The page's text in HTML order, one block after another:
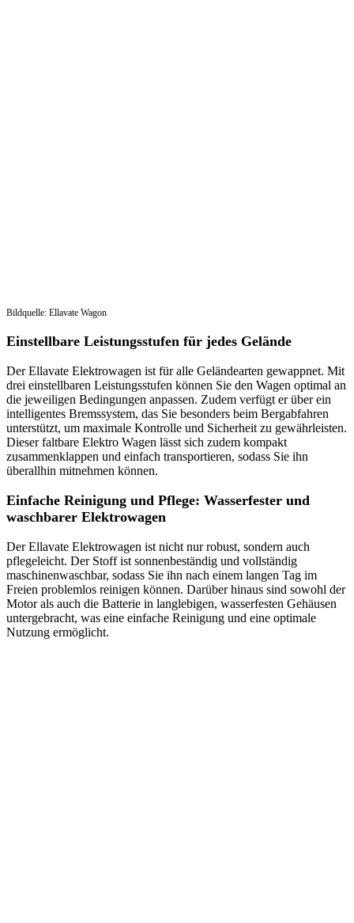
Bildquelle: Ellavate Wagon
Einstellbare Leistungsstufen für jedes Gelände
Der Ellavate Elektrowagen ist für alle Geländearten gewappnet. Mit
drei einstellbaren Leistungsstufen können Sie den Wagen optimal an
die jeweiligen Bedingungen anpassen. Zudem verfügt er über ein
intelligentes Bremssystem, das Sie besonders beim Bergabfahren
unterstützt, um maximale Kontrolle und Sicherheit zu gewährleisten.
Dieser faltbare Elektro Wagen lässt sich zudem kompakt
zusammenklappen und einfach transportieren, sodass Sie ihn
überallhin mitnehmen können.
Einfache Reinigung und Pflege: Wasserfester und
waschbarer Elektrowagen
Der Ellavate Elektrowagen ist nicht nur robust, sondern auch
pflegeleicht. Der Stoff ist sonnenbeständig und vollständig
maschinenwaschbar, sodass Sie ihn nach einem langen Tag im
Freien problemlos reinigen können. Darüber hinaus sind sowohl der
Motor als auch die Batterie in langlebigen, wasserfesten Gehäusen
untergebracht, was eine einfache Reinigung und eine optimale
Nutzung ermöglicht.